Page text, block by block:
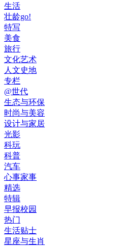
生活
壮龄go!
特写
美食
旅行
文化艺术
人文史地
专栏
@世代
生态与环保
时尚与美容
设计与家居
光影
科玩
科普
汽车
心事家事
精选
特辑
早报校园
热门
生活贴士
星座与生肖